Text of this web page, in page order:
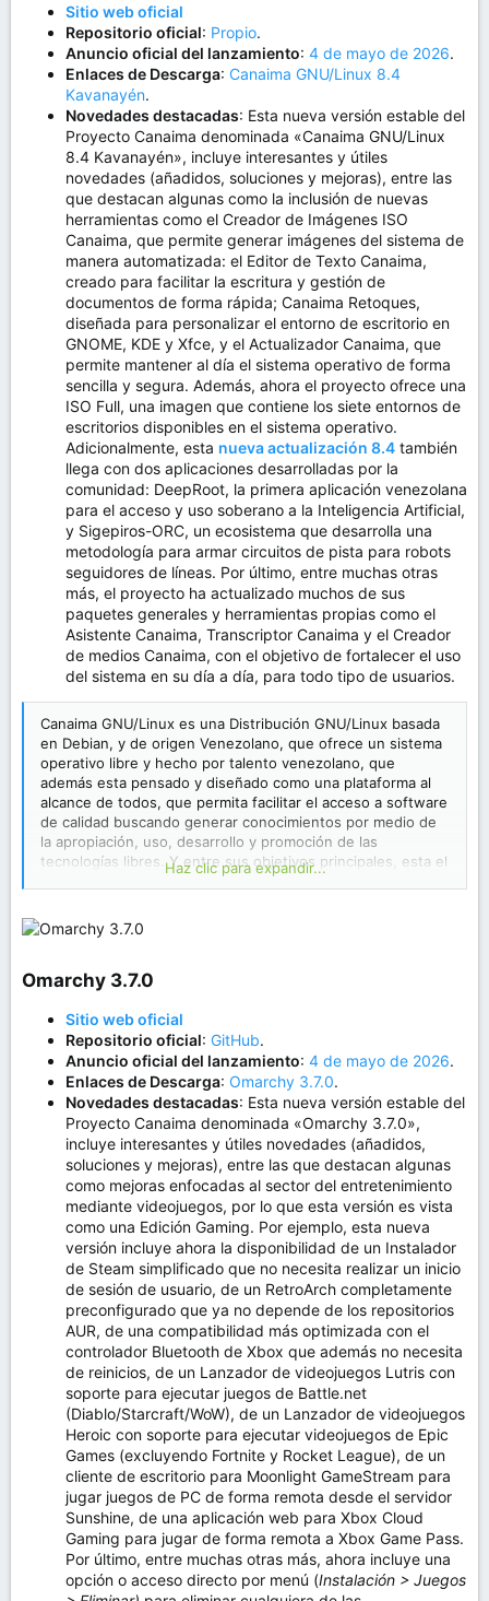
Sitio web oficial
Repositorio oficial: Propio.
Anuncio oficial del lanzamiento: 4 de mayo de 2026.
Enlaces de Descarga: Canaima GNU/Linux 8.4
Kavanayén.
Novedades destacadas: Esta nueva versión estable del
Proyecto Canaima denominada «Canaima GNU/Linux
8.4 Kavanayén», incluye interesantes y útiles
novedades (añadidos, soluciones y mejoras), entre las
que destacan algunas como la inclusión de nuevas
herramientas como el Creador de Imágenes ISO
Canaima, que permite generar imágenes del sistema de
manera automatizada: el Editor de Texto Canaima,
creado para facilitar la escritura y gestión de
documentos de forma rápida; Canaima Retoques,
diseñada para personalizar el entorno de escritorio en
GNOME, KDE y Xfce, y el Actualizador Canaima, que
permite mantener al día el sistema operativo de forma
sencilla y segura. Además, ahora el proyecto ofrece una
ISO Full, una imagen que contiene los siete entornos de
escritorios disponibles en el sistema operativo.
Adicionalmente, esta nueva actualización 8.4 también
llega con dos aplicaciones desarrolladas por la
comunidad: DeepRoot, la primera aplicación venezolana
para el acceso y uso soberano a la Inteligencia Artificial,
y Sigepiros-ORC, un ecosistema que desarrolla una
metodología para armar circuitos de pista para robots
seguidores de líneas. Por último, entre muchas otras
más, el proyecto ha actualizado muchos de sus
paquetes generales y herramientas propias como el
Asistente Canaima, Transcriptor Canaima y el Creador
de medios Canaima, con el objetivo de fortalecer el uso
del sistema en su día a día, para todo tipo de usuarios.
Canaima GNU/Linux es una Distribución GNU/Linux basada
en Debian, y de origen Venezolano, que ofrece un sistema
operativo libre y hecho por talento venezolano, que
además esta pensado y diseñado como una plataforma al
alcance de todos, que permita facilitar el acceso a software
de calidad buscando generar conocimientos por medio de
la apropiación, uso, desarrollo y promoción de las
tecnologías libres. Y entre sus objetivos principales, esta el
ser empleada, principalmente dentro de los ordenadores
(Venezuela), tanto en las áreas administrativas, como en el
sector educativo público. Además, es uno de los proyectos
ya que el 18 de octubre de 2025, cumplio 18 años en pleno
Haz clic para expandir...
Omarchy 3.7.0​
Sitio web oficial
Repositorio oficial: GitHub.
Anuncio oficial del lanzamiento: 4 de mayo de 2026.
Enlaces de Descarga: Omarchy 3.7.0.
Novedades destacadas: Esta nueva versión estable del
Proyecto Canaima denominada «Omarchy 3.7.0»,
incluye interesantes y útiles novedades (añadidos,
soluciones y mejoras), entre las que destacan algunas
como mejoras enfocadas al sector del entretenimiento
mediante videojuegos, por lo que esta versión es vista
como una Edición Gaming. Por ejemplo, esta nueva
versión incluye ahora la disponibilidad de un Instalador
de Steam simplificado que no necesita realizar un inicio
de sesión de usuario, de un RetroArch completamente
preconfigurado que ya no depende de los repositorios
AUR, de una compatibilidad más optimizada con el
controlador Bluetooth de Xbox que además no necesita
de reinicios, de un Lanzador de videojuegos Lutris con
soporte para ejecutar juegos de Battle.net
(Diablo/Starcraft/WoW), de un Lanzador de videojuegos
Heroic con soporte para ejecutar videojuegos de Epic
Games (excluyendo Fortnite y Rocket League), de un
cliente de escritorio para Moonlight GameStream para
jugar juegos de PC de forma remota desde el servidor
Sunshine, de una aplicación web para Xbox Cloud
Gaming para jugar de forma remota a Xbox Game Pass.
Por último, entre muchas otras más, ahora incluye una
opción o acceso directo por menú (Instalación > Juegos